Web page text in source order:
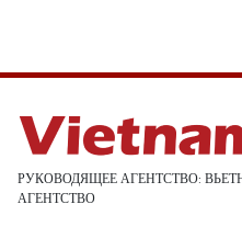
РУКОВОДЯЩЕЕ АГЕНТСТВО:
АГЕНТСТВО